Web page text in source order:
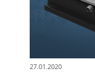
27.01.2020